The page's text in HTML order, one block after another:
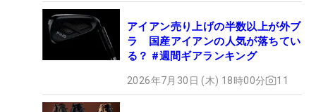
アイアン売り上げの半数以上が外ブ
ラ 国産アイアンの人気が落ちてい
る？ #週間ギアランキング
2026年7月30日 (木) 18時00分 11